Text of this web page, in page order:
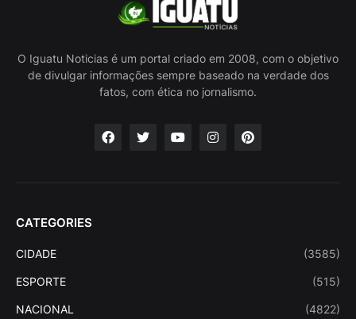
O Iguatu Noticias é um portal criado em 2008, com o objetivo
de divulgar informações sempre baseado na verdade dos
fatos, com ética no jornalismo.
CATEGORIES
CIDADE (3585)
ESPORTE (515)
NACIONAL (4822)